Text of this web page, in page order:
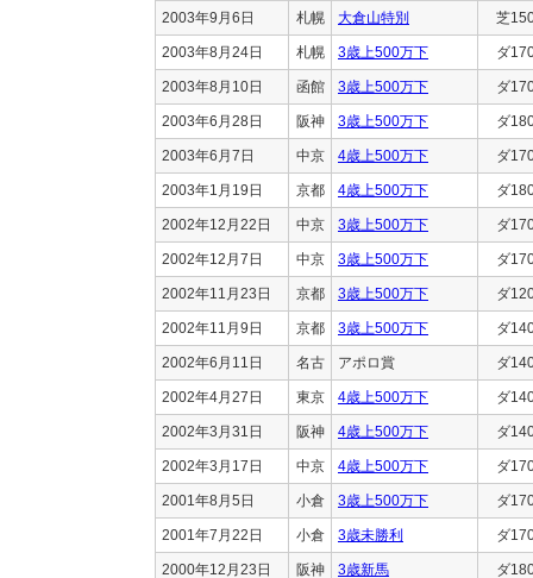
2003年9月6日 札幌 大倉山特別 芝
2003年8月24日 札幌 3歳上500万下 ダ
2003年8月10日 函館 3歳上500万下 ダ
2003年6月28日 阪神 3歳上500万下 ダ
2003年6月7日 中京 4歳上500万下 ダ
2003年1月19日 京都 4歳上500万下 ダ
2002年12月22日 中京 3歳上500万下 ダ
2002年12月7日 中京 3歳上500万下 ダ
2002年11月23日 京都 3歳上500万下 ダ
2002年11月9日 京都 3歳上500万下 ダ
2002年6月11日 名古 アポロ賞 ダ
2002年4月27日 東京 4歳上500万下 ダ
2002年3月31日 阪神 4歳上500万下 ダ
2002年3月17日 中京 4歳上500万下 ダ
2001年8月5日 小倉 3歳上500万下 ダ
2001年7月22日 小倉 3歳未勝利 ダ
2000年12月23日 阪神 3歳新馬 ダ